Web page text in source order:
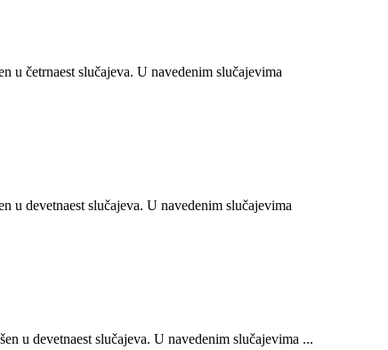
četrnaest slučajeva. U navedenim slučajevima
devetnaest slučajeva. U navedenim slučajevima
u devetnaest slučajeva. U navedenim slučajevima ...